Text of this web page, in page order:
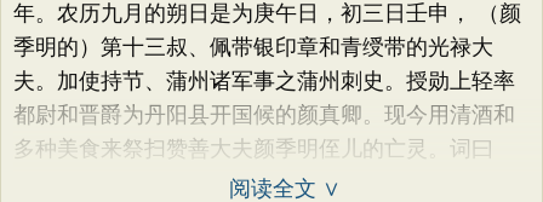
年。农历九月的朔日是为庚午日，初三日壬申， （颜
季明的）第十三叔、佩带银印章和青绶带的光禄大
夫。加使持节、蒲州诸军事之蒲州刺史。授勋上轻率
都尉和晋爵为丹阳县开国候的颜真卿。现今用清酒和
多种美食来祭扫赞善大夫颜季明侄儿的亡灵。词曰
阅读全文 ∨